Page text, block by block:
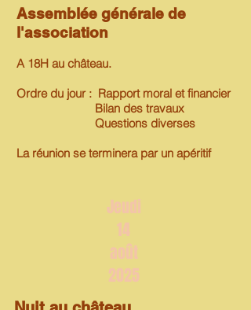
Assemblée générale de
l'association
A 18H au château.
Ordre du jour : Rapport moral et financier
Bilan des travaux
Questions diverses
La réunion se terminera par un apéritif
Jeudi
14
août
2025